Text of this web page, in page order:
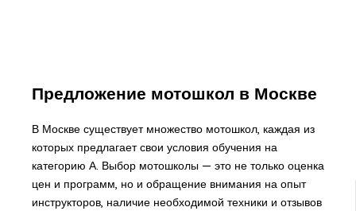
Предложение мотошкол в Москве
В Москве существует множество мотошкол, каждая из
которых предлагает свои условия обучения на
категорию А. Выбор мотошколы — это не только оценка
цен и программ, но и обращение внимания на опыт
инструкторов, наличие необходимой техники и отзывов